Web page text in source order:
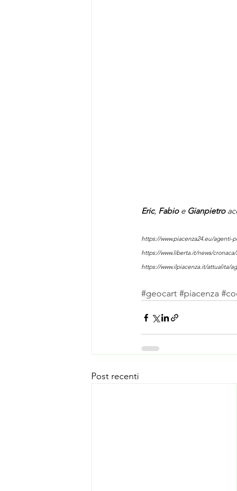
Eric, Fabio e Gianpietro
https://www.piacenza24.eu/agenti-
https://www.liberta.it/news/
https://www.ilpiacenza.it/attualita/
#geocart #piacenza
Post recenti